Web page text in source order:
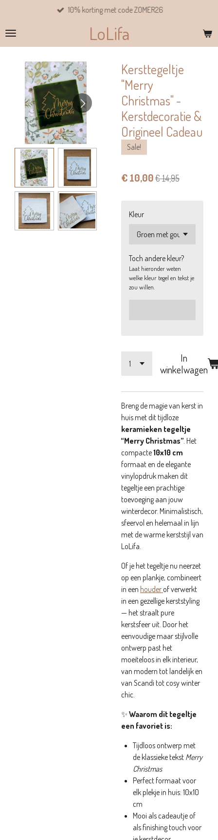
naar
de
LoLifa
10% korting met code ZOMER26
Kersttegeltje
"Merry
Christmas" -
Kerstdecoratie &
Origineel Cadeau
Sale!
€ 10,00€ 14,95
Kleur
Toch andere kleur?
Laat hieronder weten
welke kleur tegel en tekst je
zou willen.
In
winkelwagen
Breng de magie van kerst in
huis met dit tijdloze
keramieken tegeltje
“Merry Christmas”. Het
compacte10x10 cm
formaat en de elegante
vinylopdruk maken dit
tegeltje een prachtige
toevoeging aan jouw
winterdecor. Minimalistisch,
sfeervol en helemaal in lijn
met de warme kerststijl van
LoLifa.
Of je het tegeltje nu neerzet
op een plankje, combineert
in een houderof verwerkt
in een gezellige kerststyling
— het straalt pure
kerstsfeer uit. Door het
eenvoudige maar stijlvolle
ontwerp past het
moeiteloos in elk interieur,
van modern tot landelijk en
van Scandi tot cosy winter
chic.
✨ Waarom dit tegeltje
een favoriet is:
Tijdloos ontwerp met
de klassieke tekst Merry
Christmas
Perfect formaat voor
elk plekje in huis: 10x10
cm
Mooi als cadeautje of
als finishing touch voor